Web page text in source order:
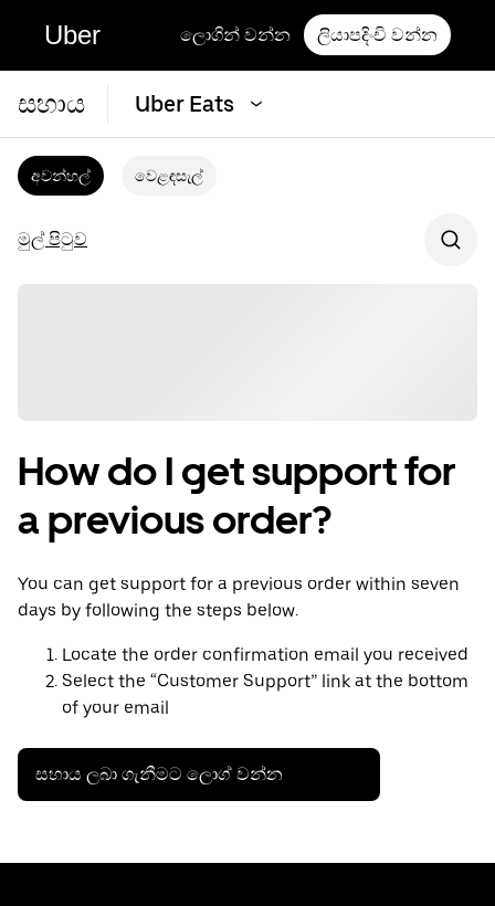
Uber ලොගින් වන්න ලියාපදිංචි වන්න
සහාය Uber Eats
අවන්හල් වෙළඳසැල්
මුල් පිටුව
How do I get support for
a previous order?
You can get support for a previous order within seven
days by following the steps below.
Locate the order confirmation email you received
Select the “Customer Support” link at the bottom
of your email
සහාය ලබා ගැනීමට ලොග් වන්න